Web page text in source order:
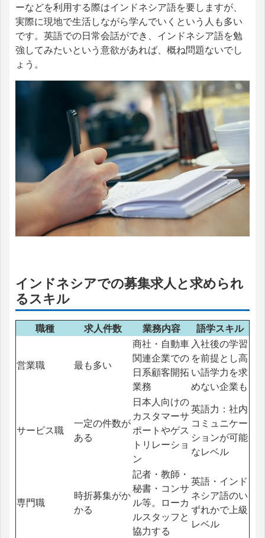
ーなどを利用する際はインドネシア語を要しますが、
実際に現地で生活しながら学んでいくという人も多い
です。英語での日常会話ができ、インドネシア語を勉
強してみたいという意欲があれば、概ね問題ないでし
ょう。
インドネシアでの募集求人と求められ
るスキル
職種 求人件数 業務内容 語学スキル
営業職 最も多い
商社・自動車
関連企業での
日系顧客開拓
業務
入社後の学習
を前提とし高
い語学力を求
めない企業も
サービス職
一定の件数が
ある
日本人向けの
カスタマーサ
ポートやゲス
トリレーショ
ン
英語力：社内
コミュニケー
ションが可能
なレベル
専門職
時折募集がか
かる
記者・教師・
秘書・コンサ
ル等。ローカ
ルスタッフと
協力する
英語・インド
ネシア語のい
ずれかで上級
レベル